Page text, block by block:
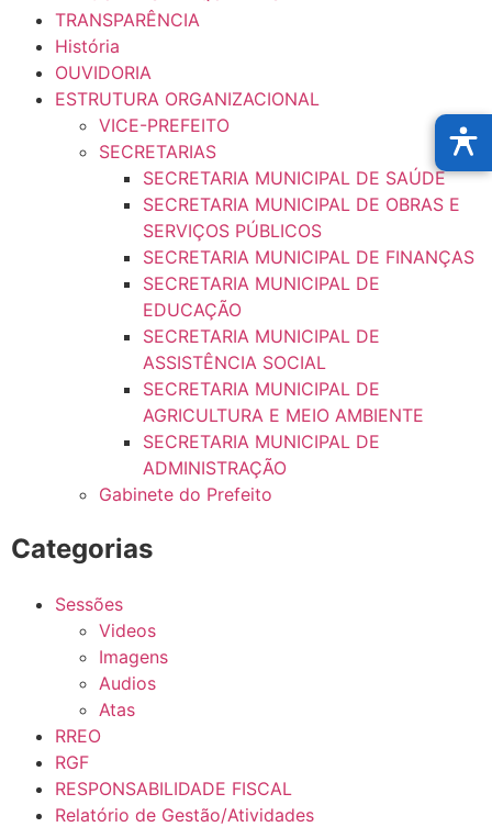
TRANSPARÊNCIA
História
OUVIDORIA
ESTRUTURA ORGANIZACIONAL
VICE-PREFEITO
SECRETARIAS
SECRETARIA MUNICIPAL DE SAÚDE
SECRETARIA MUNICIPAL DE OBRAS E
SERVIÇOS PÚBLICOS
SECRETARIA MUNICIPAL DE FINANÇAS
SECRETARIA MUNICIPAL DE
EDUCAÇÃO
SECRETARIA MUNICIPAL DE
ASSISTÊNCIA SOCIAL
SECRETARIA MUNICIPAL DE
AGRICULTURA E MEIO AMBIENTE
SECRETARIA MUNICIPAL DE
ADMINISTRAÇÃO
Gabinete do Prefeito
Categorias
Sessões
Videos
Imagens
Audios
Atas
RREO
RGF
RESPONSABILIDADE FISCAL
Relatório de Gestão/Atividades